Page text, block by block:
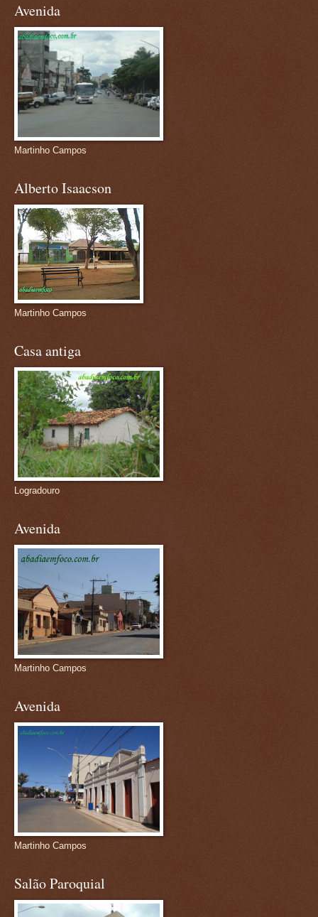
Avenida
Martinho Campos
Alberto Isaacson
Martinho Campos
Casa antiga
Logradouro
Avenida
Martinho Campos
Avenida
Martinho Campos
Salão Paroquial